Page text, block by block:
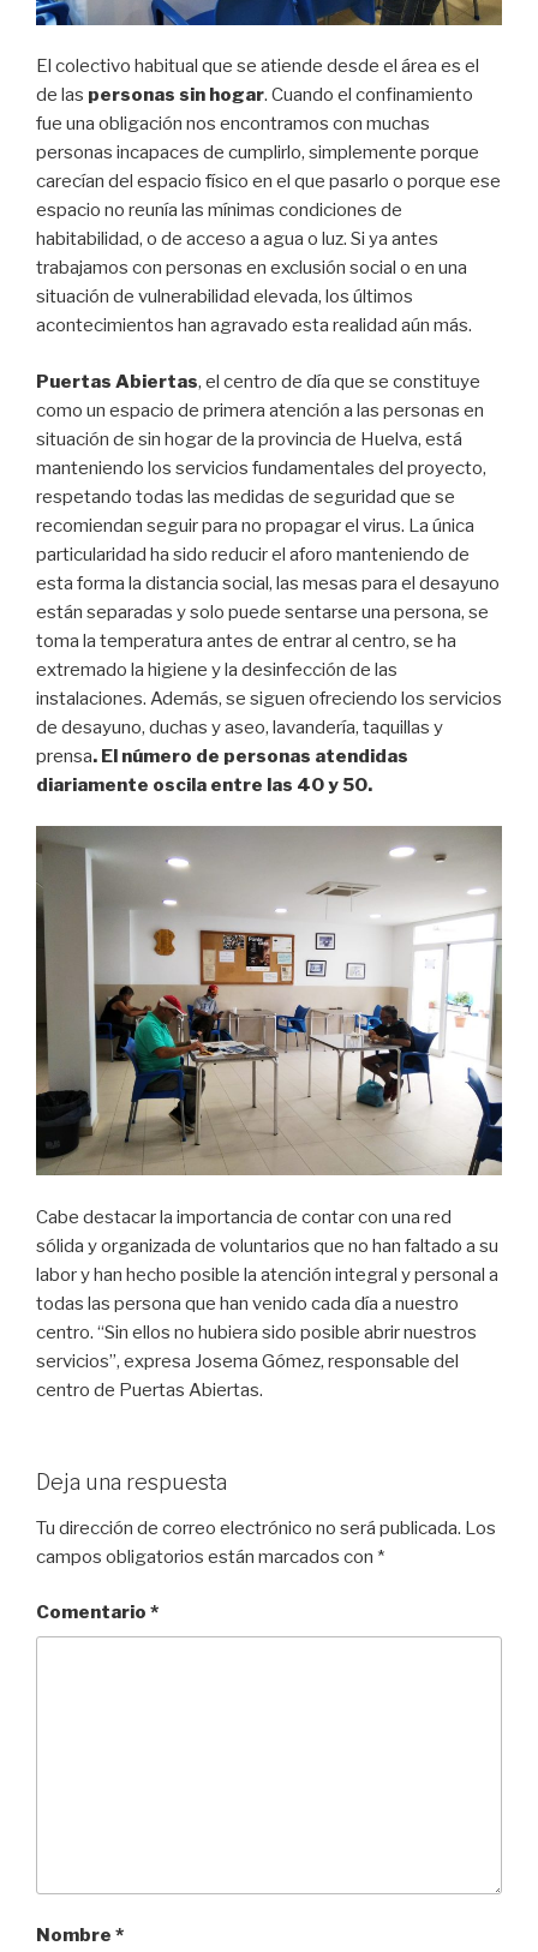
El colectivo habitual que se atiende desde el área es el
de las personas sin hogar. Cuando el confinamiento
fue una obligación nos encontramos con muchas
personas incapaces de cumplirlo, simplemente porque
carecían del espacio físico en el que pasarlo o porque ese
espacio no reunía las mínimas condiciones de
habitabilidad, o de acceso a agua o luz. Si ya antes
trabajamos con personas en exclusión social o en una
situación de vulnerabilidad elevada, los últimos
acontecimientos han agravado esta realidad aún más.
Puertas Abiertas, el centro de día que se constituye
como un espacio de primera atención a las personas en
situación de sin hogar de la provincia de Huelva, está
manteniendo los servicios fundamentales del proyecto,
respetando todas las medidas de seguridad que se
recomiendan seguir para no propagar el virus. La única
particularidad ha sido reducir el aforo manteniendo de
esta forma la distancia social, las mesas para el desayuno
están separadas y solo puede sentarse una persona, se
toma la temperatura antes de entrar al centro, se ha
extremado la higiene y la desinfección de las
instalaciones. Además, se siguen ofreciendo los servicios
de desayuno, duchas y aseo, lavandería, taquillas y
prensa. El número de personas atendidas
diariamente oscila entre las 40 y 50.
Cabe destacar la importancia de contar con una red
sólida y organizada de voluntarios que no han faltado a su
labor y han hecho posible la atención integral y personal a
todas las persona que han venido cada día a nuestro
centro. “Sin ellos no hubiera sido posible abrir nuestros
servicios”, expresa Josema Gómez, responsable del
centro de Puertas Abiertas.
Deja una respuesta
Tu dirección de correo electrónico no será publicada. Los
campos obligatorios están marcados con *
Comentario *
Nombre *